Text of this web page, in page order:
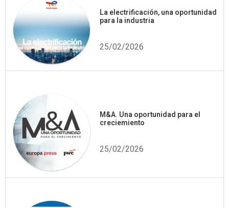
La electrificación, una oportunidad
para la industria
25/02/2026
M&A. Una oportunidad para el
creciemiento
25/02/2026